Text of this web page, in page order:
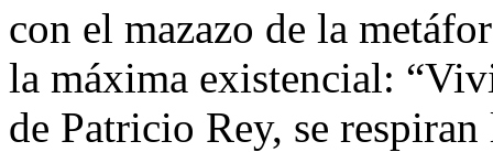
con el mazazo de la
la máxima existencial:
de Patricio Rey, se